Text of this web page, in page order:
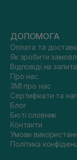
ДОПОМОГА
Оплата та
Як зробити
Відповіді на
Про нас
ЗМІ про нас
Сертифікати та
Блог
Бюті словник
Контакти
Умови
Політика